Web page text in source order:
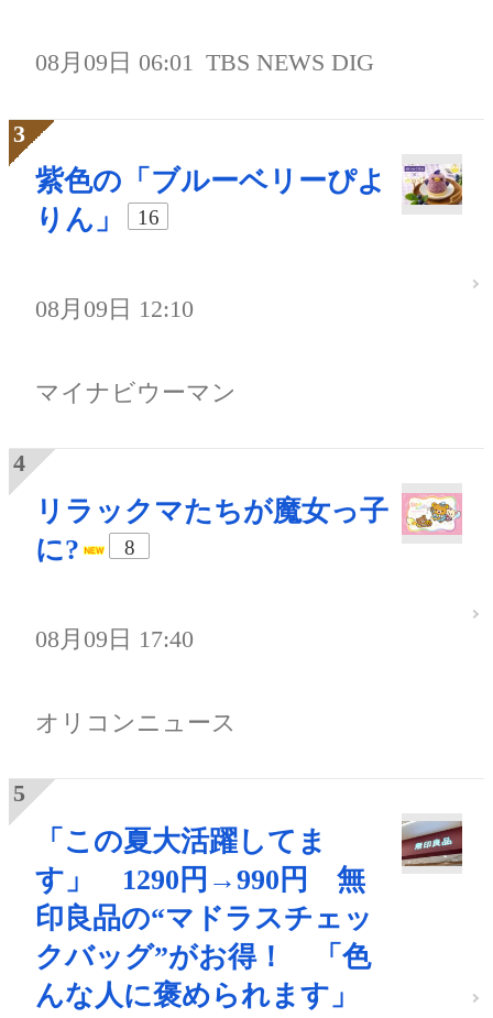
08月09日 06:01 TBS NEWS DIG
紫色の「ブルーベリーぴよ
りん」
16
08月09日 12:10
マイナビウーマン
リラックマたちが魔女っ子
に?
8
08月09日 17:40
オリコンニュース
「この夏大活躍してま
す」 1290円→990円 無
印良品の“マドラスチェッ
クバッグ”がお得！ 「色
んな人に褒められます」